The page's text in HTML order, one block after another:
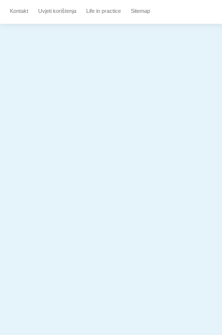
Kontakt Uvjeti korištenja Life in practice Sitemap